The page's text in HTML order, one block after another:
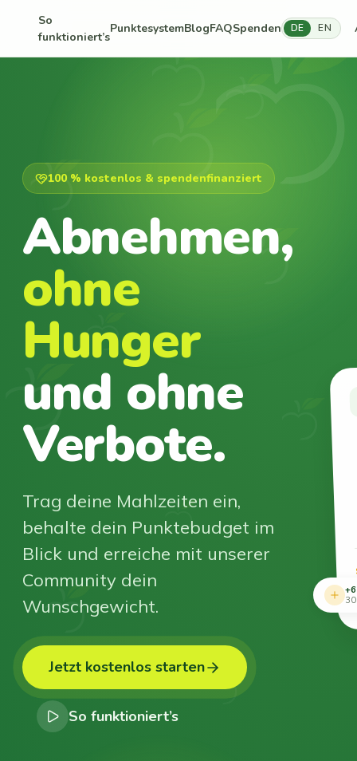
So
funktioniert’s
PunktesystemBlogFAQSpenden DE EN
100 % kostenlos & spendenfinanziert
Abnehmen,
ohne
Hunger
und ohne
Verbote.
Trag deine Mahlzeiten ein,
behalte dein Punktebudget im
Blick und erreiche mit unserer
Community dein
Wunschgewicht.
Jetzt kostenlos starten
So funktioniert’s